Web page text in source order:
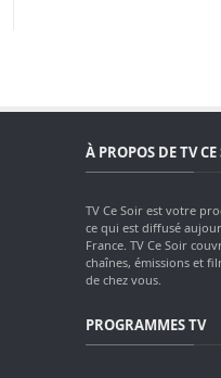
À PROPOS DE TV
TV Ce Soir est votre
ce qui est diffusé
France. TV Ce Soir
chaînes, émissions et
de chez vous.
PROGRAMMES TV